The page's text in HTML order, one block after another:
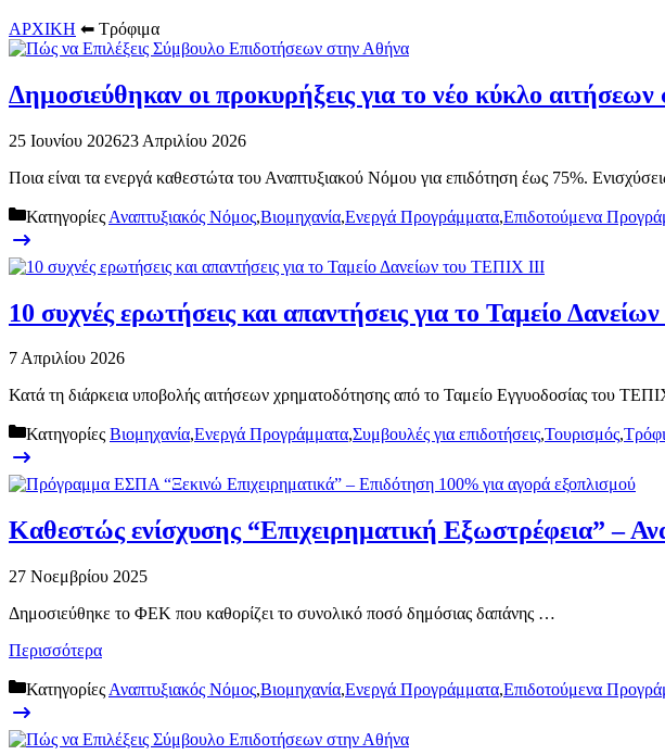
ΑΡΧΙΚΗ ⬅ Τρόφιμα
Δημοσιεύθηκαν οι προκυρήξεις για το νέο κύκλο
25 Ιουνίου 202623 Απριλίου 2026
Ποια είναι τα ενεργά καθεστώτα του Αναπτυξιακού Νόμου για επιδότηση έως 75%.
Κατηγορίες Αναπτυξιακός Νόμος,Βιομηχανία,Ενεργά Προγράμματα,Επιδοτούμενα
10 συχνές ερωτήσεις και απαντήσεις για το Ταμείο
7 Απριλίου 2026
Κατά τη διάρκεια υποβολής αιτήσεων χρηματοδότησης από το Ταμείο Εγγυοδοσίας του
Κατηγορίες Βιομηχανία,Ενεργά Προγράμματα,Συμβουλές για επιδοτήσεις,Τουρισμός,
Καθεστώς ενίσχυσης “Επιχειρηματική Εξωστρέφεια” –
27 Νοεμβρίου 2025
Δημοσιεύθηκε το ΦΕΚ που καθορίζει το συνολικό ποσό δημόσιας δαπάνης …
Περισσότερα
Κατηγορίες Αναπτυξιακός Νόμος,Βιομηχανία,Ενεργά Προγράμματα,Επιδοτούμενα